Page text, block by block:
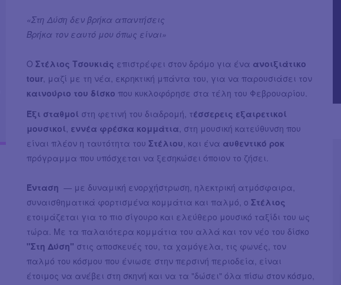
«Στη Δύση δεν βρήκα απαντήσεις
Βρήκα τον εαυτό μου όπως είναι»
Ο Στέλιος Τσουκιάς επιστρέφει στον δρόμο για ένα ανοιξιάτικο
tour , μαζί με τη νέα, εκρηκτική μπάντα του, για να παρουσιάσει τον
καινούριο του δίσκο που κυκλοφόρησε στα τέλη του Φεβρουαρίου.
Έξι σταθμοί στη φετινή του διαδρομή, τέσσερεις εξαιρετικοί
μουσικοί εννέα φρέσκα κομμάτια , στη μουσική κατεύθυνση που
είναι πλέον η ταυτότητα του Στέλιου , και ένα αυθεντικό ροκ
πρόγραμμα που υπόσχεται να ξεσηκώσει όποιον το ζήσει.
Ένταση — με δυναμική ενορχήστρωση, ηλεκτρική ατμόσφαιρα,
συναισθηματικά φορτισμένα κομμάτια και παλμό, ο Στέλιος
ετοιμάζεται για το πιο σίγουρο και ελεύθερο μουσικό ταξίδι του ως
τώρα. Με τα παλαιότερα κομμάτια του αλλά και τον νέο του δίσκο
"Στη Δύση" στις αποσκευές του, τα χαμόγελα, τις φωνές, τον
παλμό του κόσμου που ένιωσε στην περσινή περιοδεία, είναι
έτοιμος να ανέβει στη σκηνή και να τα "δώσει" όλα πίσω στον κόσμο,